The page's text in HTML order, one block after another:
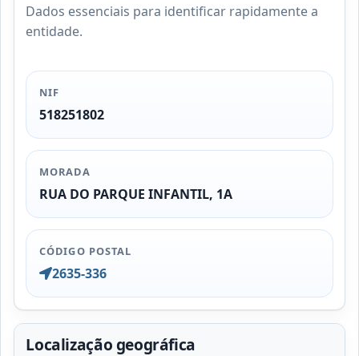
Dados essenciais para identificar rapidamente a
entidade.
NIF
518251802
MORADA
RUA DO PARQUE INFANTIL, 1A
CÓDIGO POSTAL
2635-336
Localização geográfica